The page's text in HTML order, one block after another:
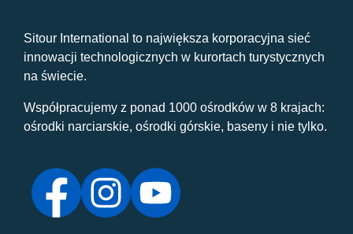
Sitour International to największa korporacyjna sieć
innowacji technologicznych w kurortach turystycznych
na świecie.
Współpracujemy z ponad 1000 ośrodków w 8 krajach:
ośrodki narciarskie, ośrodki górskie, baseny i nie tylko.